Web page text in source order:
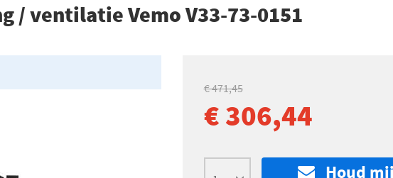
/ ventilatie Vemo V33-73-0151
€ 471,45
€ 306,44
Houd mij